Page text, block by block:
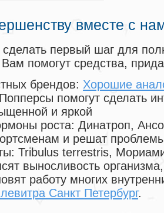
вместе с
первый шаг для
помогут средства,
брендов: Хорошие
помогут сделать
и яркой
роста: Динатроп,
и решат
Tribulus terrestris,
выносливость
работу многих
Санкт Петербург.